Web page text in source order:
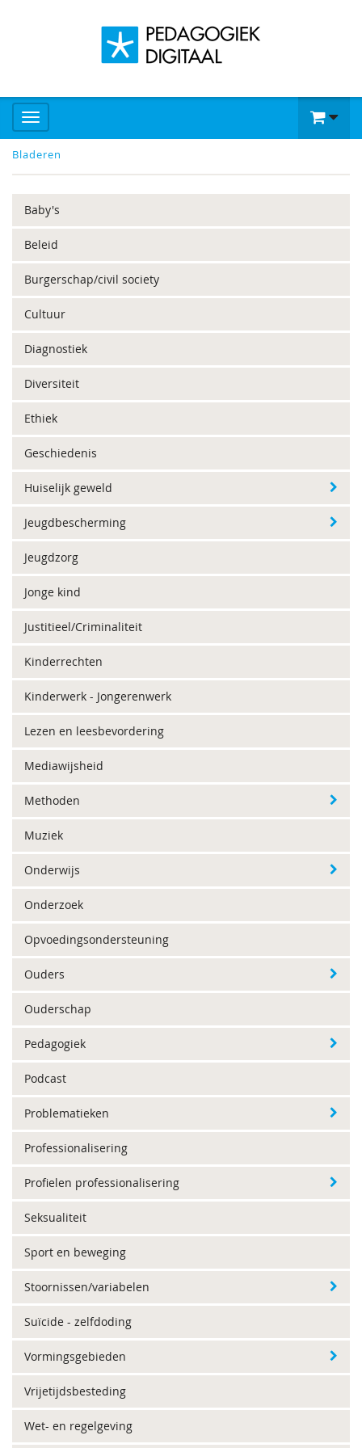
Bladeren
Baby's
Beleid
Burgerschap/civil society
Cultuur
Diagnostiek
Diversiteit
Ethiek
Geschiedenis
Huiselijk geweld
Jeugdbescherming
Jeugdzorg
Jonge kind
Justitieel/Criminaliteit
Kinderrechten
Kinderwerk - Jongerenwerk
Lezen en leesbevordering
Mediawijsheid
Methoden
Muziek
Onderwijs
Onderzoek
Opvoedingsondersteuning
Ouders
Ouderschap
Pedagogiek
Podcast
Problematieken
Professionalisering
Profielen professionalisering
Seksualiteit
Sport en beweging
Stoornissen/variabelen
Suïcide - zelfdoding
Vormingsgebieden
Vrijetijdsbesteding
Wet- en regelgeving